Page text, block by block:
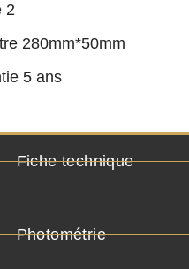
2
280mm*50mm
5 ans
Fiche technique
Photométrie